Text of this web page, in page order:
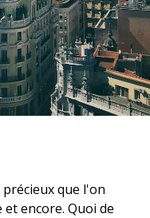
que l'on
encore. Quoi de